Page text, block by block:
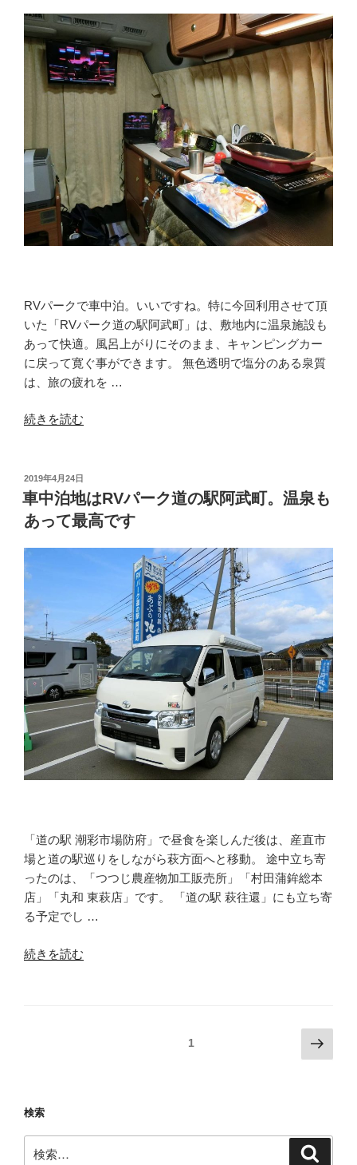
ー
で
朝
食。
惣
菜
は
ご
地
GOOD！”
の
RVパークで車中泊。いいですね。特に今回利用させて頂
いた「RVパーク道の駅阿武町」は、敷地内に温泉施設も
あって快適。風呂上がりにそのまま、キャンピングカー
に戻って寛ぐ事ができます。 無色透明で塩分のある泉質
は、旅の疲れを …
“RV
ク
な
ら
電
気
の
心
配
無
し。
道
の
駅
食
材
夕
愉
し
む”
の
続きを読む
投
稿
日:
2019年4月24日
車中泊地はRVパーク道の駅阿武町。温泉も
あって最高です
「道の駅 潮彩市場防府」で昼食を楽しんだ後は、産直市
場と道の駅巡りをしながら萩方面へと移動。 途中立ち寄
ったのは、「つつじ農産物加工販売所」「村田蒲鉾総本
店」「丸和 東萩店」です。 「道の駅 萩往還」にも立ち寄
る予定でし …
“車
ク
続きを読む
ペ
ジ
1
次
の
検索